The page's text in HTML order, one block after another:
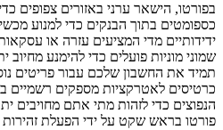
בפורטו, הישאר ערני באזורים צפופים
כספומטים בתוך הבנקים כדי למנוע
ידידותיים מדי המציעים עזרה או
שמוני מוניות פועלים כדי להימנע
תמיד את החשבון שלכם עבור פריטים
כרטיסים לאטרקציות מספקים רשמיים
הנפוצים כדי לזהות מתי אתם מחויבים
פורטו בראש שקט על ידי הפעלת זהירות